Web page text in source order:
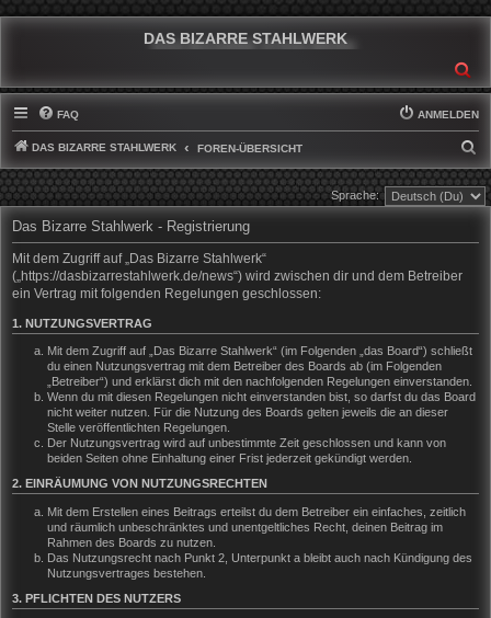
DAS BIZARRE STAHLWERK
FAQ ANMELDEN
DAS BIZARRE STAHLWERK FOREN-ÜBERSICHT
U
C
Sprache:
Das Bizarre Stahlwerk - Registrierung
Mit dem Zugriff auf „Das Bizarre Stahlwerk“
(„https://dasbizarrestahlwerk.de/news“) wird zwischen dir und dem Betreiber
ein Vertrag mit folgenden Regelungen geschlossen:
1. NUTZUNGSVERTRAG
Mit dem Zugriff auf „Das Bizarre Stahlwerk“ (im Folgenden „das Board“) schließt
du einen Nutzungsvertrag mit dem Betreiber des Boards ab (im Folgenden
„Betreiber“) und erklärst dich mit den nachfolgenden Regelungen einverstanden.
Wenn du mit diesen Regelungen nicht einverstanden bist, so darfst du das Board
nicht weiter nutzen. Für die Nutzung des Boards gelten jeweils die an dieser
Stelle veröffentlichten Regelungen.
Der Nutzungsvertrag wird auf unbestimmte Zeit geschlossen und kann von
beiden Seiten ohne Einhaltung einer Frist jederzeit gekündigt werden.
2. EINRÄUMUNG VON NUTZUNGSRECHTEN
Mit dem Erstellen eines Beitrags erteilst du dem Betreiber ein einfaches, zeitlich
und räumlich unbeschränktes und unentgeltliches Recht, deinen Beitrag im
Rahmen des Boards zu nutzen.
Das Nutzungsrecht nach Punkt 2, Unterpunkt a bleibt auch nach Kündigung des
Nutzungsvertrages bestehen.
3. PFLICHTEN DES NUTZERS